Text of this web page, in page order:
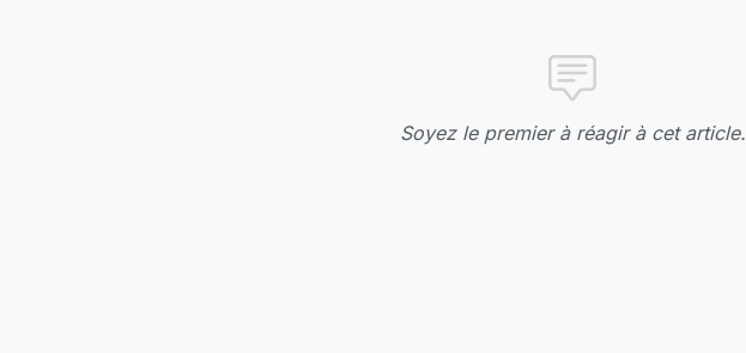
Soyez le premier à réagir à cet article.